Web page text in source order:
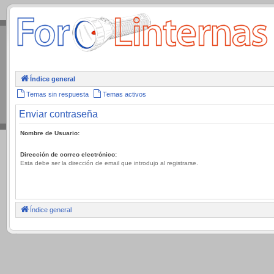
.
Índice general
Temas sin respuesta Temas activos
Enviar contraseña
Nombre de Usuario:
Dirección de correo electrónico:
Esta debe ser la dirección de email que introdujo al registrarse.
Índice general
.